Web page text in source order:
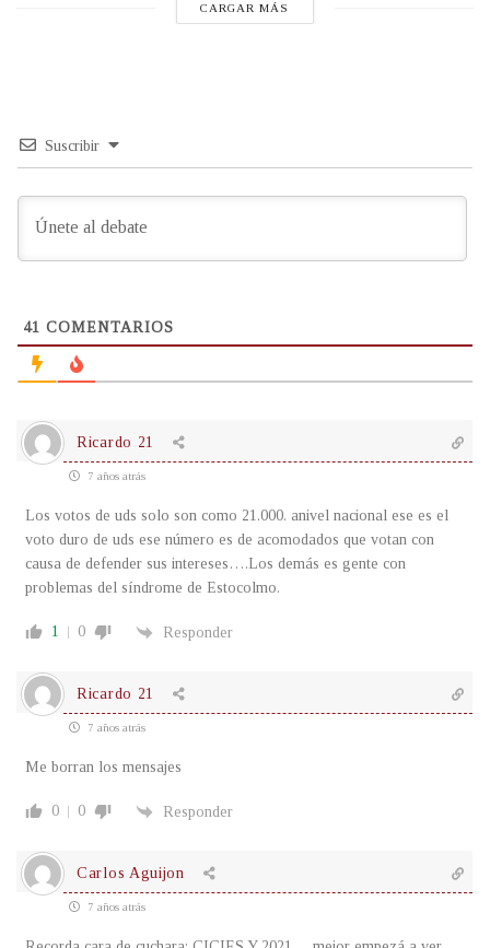
CARGAR MÁS
Suscribir
41 COMENTARIOS
Ricardo 21
7 años atrás
Los votos de uds solo son como 21.000. anivel nacional ese es el
voto duro de uds ese número es de acomodados que votan con
causa de defender sus intereses….Los demás es gente con
problemas del síndrome de Estocolmo.
1 0 Responder
Ricardo 21
7 años atrás
Me borran los mensajes
0 0 Responder
Carlos Aguijon
7 años atrás